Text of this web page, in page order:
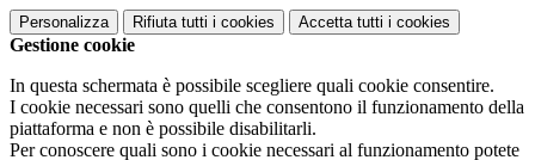
Personalizza Rifiuta tutti i cookies Accetta tutti i cookies
Gestione cookie
In questa schermata è possibile scegliere quali cookie consentire.
I cookie necessari sono quelli che consentono il funzionamento della
piattaforma e non è possibile disabilitarli.
Per conoscere quali sono i cookie necessari al funzionamento potete